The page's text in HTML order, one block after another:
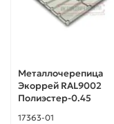
Металлочерепица
Экоррей RAL9002
Полиэстер-0.45
17363-01